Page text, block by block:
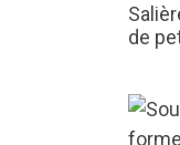
de